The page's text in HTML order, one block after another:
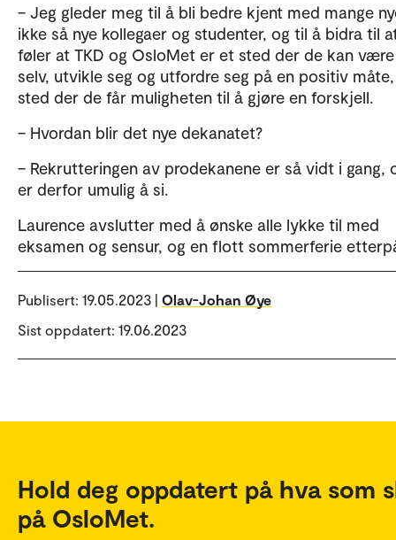
– Jeg gleder meg til å bli bedre kjent med mange
ikke så nye kollegaer og studenter, og til å bidra til
føler at TKD og OsloMet er et sted der de kan
selv, utvikle seg og utfordre seg på en positiv
sted der de får muligheten til å gjøre en forskjell.
– Hvordan blir det nye dekanatet?
– Rekrutteringen av prodekanene er så vidt i gang,
er derfor umulig å si.
Laurence avslutter med å ønske alle lykke til med
eksamen og sensur, og en flott sommerferie
Publisert: 19.05.2023 | Olav-Johan Øye
Sist oppdatert: 19.06.2023
Hold deg oppdatert på hva som
på OsloMet.